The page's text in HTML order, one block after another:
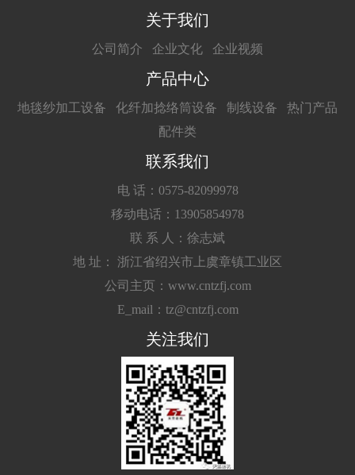
关于我们
公司简介 企业文化 企业视频
产品中心
地毯纱加工设备 化纤加捻络筒设备 制线设备
热门产品
配件类
联系我们
电 话：0575-82099978
移动电话：13905854978
联 系 人：徐志斌
地 址： 浙江省绍兴市上虞章镇工业区
公司主页：www.cntzfj.com
E_mail：tz@cntzfj.com
关注我们